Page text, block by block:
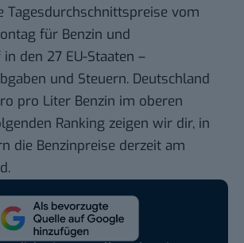
Tagesdurchschnittspreise vom
für Benzin und
den 27 EU-Staaten –
und Steuern. Deutschland
pro Liter Benzin im oberen
Ranking zeigen wir dir, in
die Benzinpreise derzeit am